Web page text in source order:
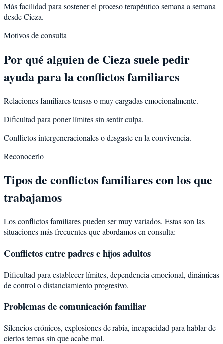
Más facilidad para sostener el proceso terapéutico semana a semana
desde Cieza.
Motivos de consulta
Por qué alguien de Ciezasuele pedir
ayuda para laconflictos familiares
Relaciones familiares tensas o muy cargadas emocionalmente.
Dificultad para poner límites sin sentir culpa.
Conflictos intergeneracionales o desgaste en la convivencia.
Reconocerlo
Tipos de conflictos familiares con los que
trabajamos
Los conflictos familiares pueden ser muy variados. Estas son las
situaciones más frecuentes que abordamos en consulta:
Conflictos entre padres e hijos adultos
Dificultad para establecer límites, dependencia emocional, dinámicas
de control o distanciamiento progresivo.
Problemas de comunicación familiar
Silencios crónicos, explosiones de rabia, incapacidad para hablar de
ciertos temas sin que acabe mal.